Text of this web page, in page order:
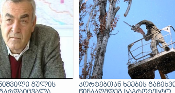
გულის
კორტებთან ხეების